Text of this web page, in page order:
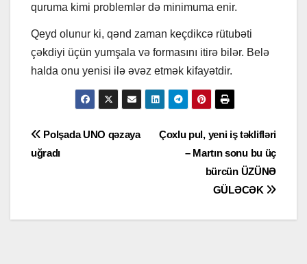
quruma kimi problemlər də minimuma enir.
Qeyd olunur ki, qənd zaman keçdikcə rütubəti
çəkdiyi üçün yumşala və formasını itirə bilər. Belə
halda onu yenisi ilə əvəz etmək kifayətdir.
Yazı
naviqasiyası
Çoxlu pul, yeni iş təklifləri
– Martın sonu bu üç
bürcün ÜZÜNƏ
GÜLƏCƏK
Polşada UNO qəzaya
uğradı